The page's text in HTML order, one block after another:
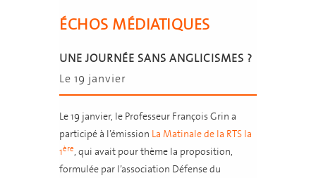
ÉCHOS MÉDIATIQUES
UNE JOURNÉE SANS ANGLICISMES ?
Le 19 janvier
Le 19 janvier, le Professeur François Grin a
participé à l’émission La Matinale de la RTS la
1ère, qui avait pour thème la proposition,
formulée par l’association Défense du